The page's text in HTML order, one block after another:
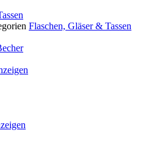
Flaschen, Gläser & Tassen